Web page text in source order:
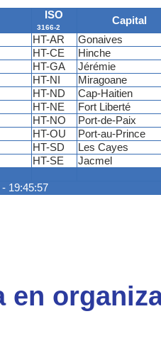
ISO
3166-2
Capital
19:45:57
HT-AR
Gonaives
HT-CE
Hinche
HT-GA
Jérémie
HT-NI
Miragoane
HT-ND
Cap-Haitien
HT-NE
Fort Liberté
HT-NO
Port-de-Paix
HT-OU
Port-au-Prince
HT-SD
Les Cayes
HT-SE Jacmel
en